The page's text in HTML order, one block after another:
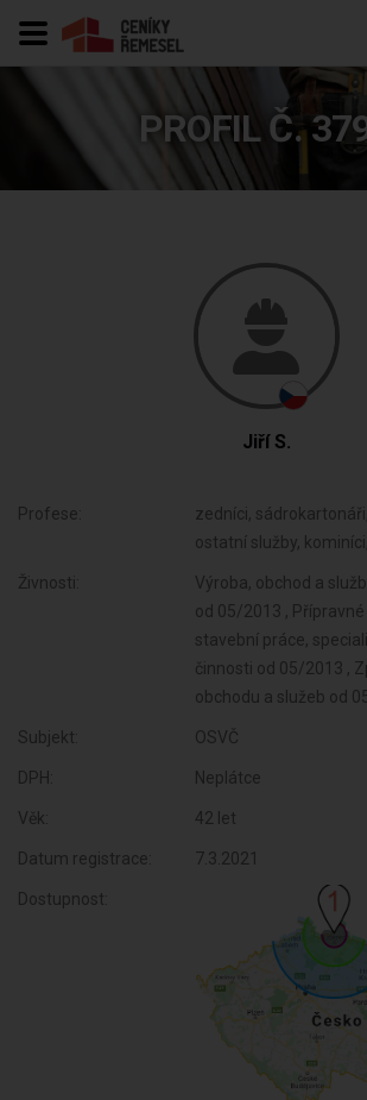
PROFIL Č.
Jiří S.
Profese:
zedníci,
ostatní služby,
Živnosti:
Výroba, obchod a
od 05/2013 ,
stavební práce,
činnosti od 05/2013 ,
obchodu a služeb od
Subjekt: OSVČ
DPH: Neplátce
Věk: 42 let
Datum registrace: 7.3.2021
Dostupnost: